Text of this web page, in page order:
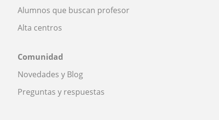
Alumnos que buscan profesor
Alta centros
Comunidad
Novedades y Blog
Preguntas y respuestas